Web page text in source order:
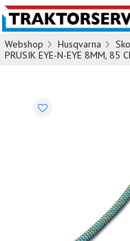
Webshop Husqvarna
PRUSIK EYE-N-EYE 8MM, 85